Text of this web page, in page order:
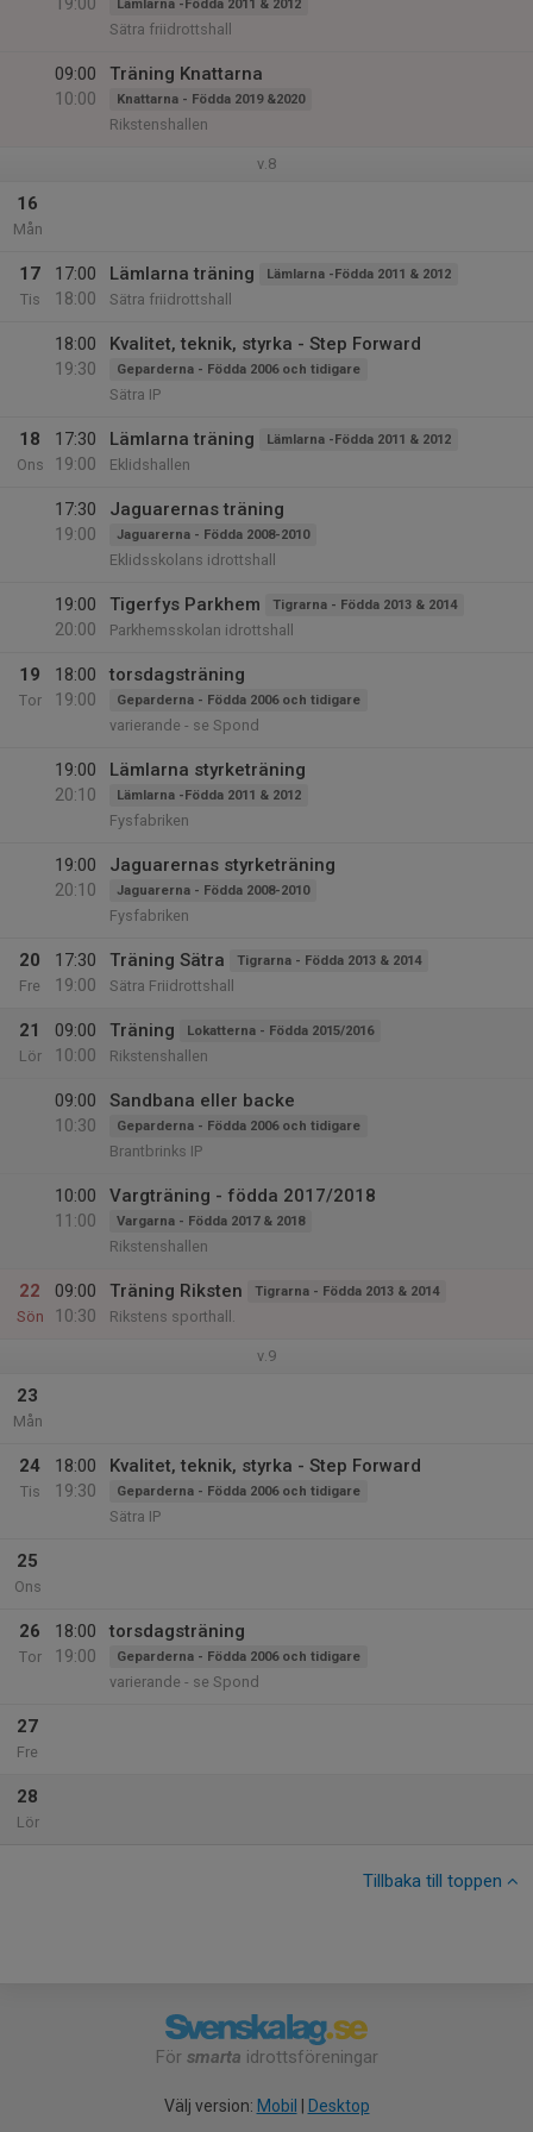
Lämlarna -Födda 2011 & 2012
Sätra friidrottshall
09:00
10:00
Träning Knattarna
Knattarna - Födda 2019 &2020
Rikstenshallen
v.8
16
Mån
17
Tis
17:00
18:00
Lämlarna träning Lämlarna -Födda 2011 & 2012
Sätra friidrottshall
18:00
19:30
Kvalitet, teknik, styrka - Step Forward
Geparderna - Födda 2006 och tidigare
Sätra IP
18
Ons
17:30
19:00
Lämlarna träning Lämlarna -Födda 2011 & 2012
Eklidshallen
17:30
19:00
Jaguarernas träning
Jaguarerna - Födda 2008-2010
Eklidsskolans idrottshall
19:00
20:00
Tigerfys Parkhem Tigrarna - Födda 2013 & 2014
Parkhemsskolan idrottshall
19
Tor
18:00
19:00
torsdagsträning
Geparderna - Födda 2006 och tidigare
varierande - se Spond
19:00
20:10
Lämlarna styrketräning
Lämlarna -Födda 2011 & 2012
Fysfabriken
19:00
20:10
Jaguarernas styrketräning
Jaguarerna - Födda 2008-2010
Fysfabriken
20
Fre
17:30
19:00
Träning Sätra Tigrarna - Födda 2013 & 2014
Sätra Friidrottshall
21
Lör
09:00
10:00
Träning Lokatterna - Födda 2015/2016
Rikstenshallen
09:00
10:30
Sandbana eller backe
Geparderna - Födda 2006 och tidigare
Brantbrinks IP
10:00
11:00
Vargträning - födda 2017/2018
Vargarna - Födda 2017 & 2018
Rikstenshallen
22
Sön
09:00
10:30
Träning Riksten Tigrarna - Födda 2013 & 2014
Rikstens sporthall.
v.9
23
Mån
24
Tis
18:00
19:30
Kvalitet, teknik, styrka - Step Forward
Geparderna - Födda 2006 och tidigare
Sätra IP
25
Ons
26
Tor
18:00
19:00
torsdagsträning
Geparderna - Födda 2006 och tidigare
varierande - se Spond
27
Fre
28
Lör
Tillbaka till toppen
För smarta idrottsföreningar
Välj version: Mobil Desktop